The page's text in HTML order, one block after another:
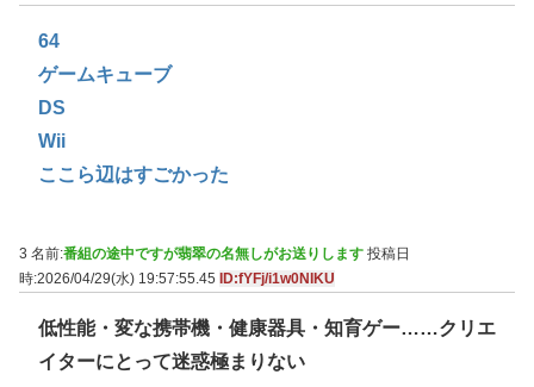
64
ゲームキューブ
DS
Wii
ここら辺はすごかった
3 名前:番組の途中ですが翡翠の名無しがお送りします 投稿日
時:2026/04/29(水) 19:57:55.45 ID:fYFj/i1w0NIKU
低性能・変な携帯機・健康器具・知育ゲー……クリエ
イターにとって迷惑極まりない